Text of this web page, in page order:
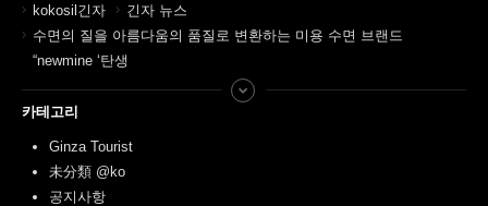
kokosil긴자
긴자 뉴스
수면의 질을 아름다움의 품질로 변환하는 미용 수면 브랜드
“newmine ‘탄생
카테고리
Ginza Tourist
未分類 @ko
공지사항